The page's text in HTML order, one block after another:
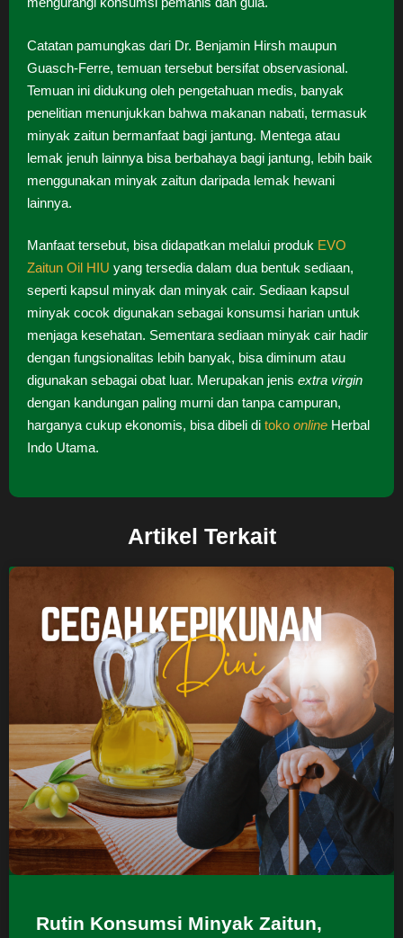
Catatan pamungkas dari Dr. Benjamin Hirsh maupun
Guasch-Ferre, temuan tersebut bersifat observasional.
Temuan ini didukung oleh pengetahuan medis, banyak
penelitian menunjukkan bahwa makanan nabati, termasuk
minyak zaitun bermanfaat bagi jantung. Mentega atau
lemak jenuh lainnya bisa berbahaya bagi jantung, lebih baik
menggunakan minyak zaitun daripada lemak hewani
lainnya.
Manfaat tersebut, bisa didapatkan melalui produk EVO
Zaitun Oil HIU yang tersedia dalam dua bentuk sediaan,
seperti kapsul minyak dan minyak cair. Sediaan kapsul
minyak cocok digunakan sebagai konsumsi harian untuk
menjaga kesehatan. Sementara sediaan minyak cair hadir
dengan fungsionalitas lebih banyak, bisa diminum atau
digunakan sebagai obat luar. Merupakan jenis extra virgin
dengan kandungan paling murni dan tanpa campuran,
harganya cukup ekonomis, bisa dibeli di toko online Herbal
Indo Utama.
Artikel Terkait
Rutin Konsumsi Minyak Zaitun,